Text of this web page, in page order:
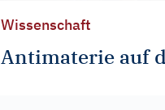
Wissenschaft
Antimaterie auf